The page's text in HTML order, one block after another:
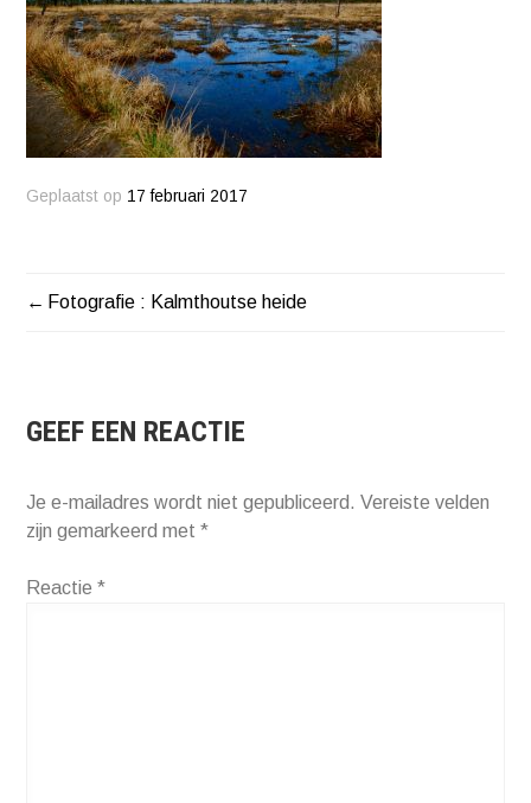
Geplaatst op 17 februari 2017
BERICHT
Fotografie : Kalmthoutse heide
GEEF EEN REACTIE
Je e-mailadres wordt niet gepubliceerd. Vereiste velden
zijn gemarkeerd met*
Reactie*